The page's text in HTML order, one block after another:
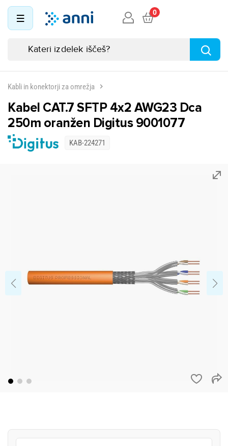
0
Kabli in konektorji za omrežja
Kabel CAT.7 SFTP 4x2 AWG23 Dca
250m oranžen Digitus 9001077
KAB-224271